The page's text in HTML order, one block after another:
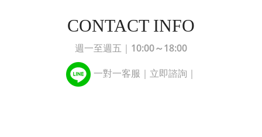
CONTACT INFO
週一至週五｜ 10:00～18:00
一對一客服｜立即諮詢｜